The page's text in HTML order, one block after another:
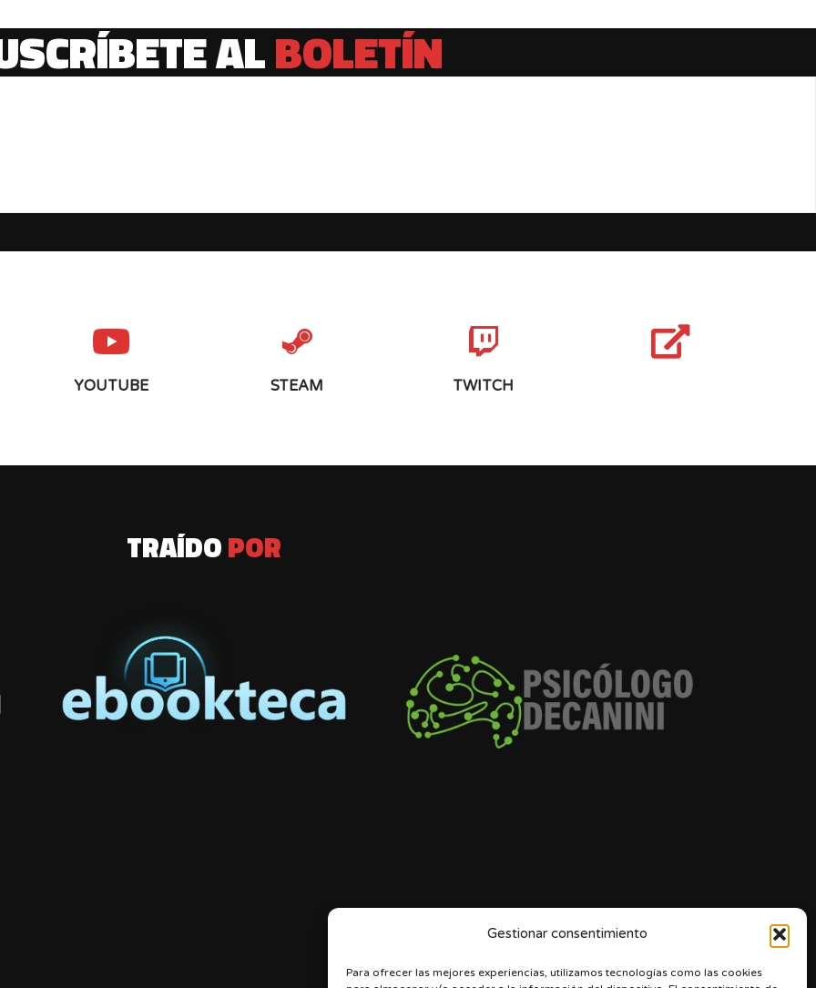
Gestionar consentimiento
Para ofrecer las mejores experiencias, utilizamos tecnologías como las cookies
ALBOLETÍN
YOUTUBE STEAM TWITCH
TRAÍDOPOR